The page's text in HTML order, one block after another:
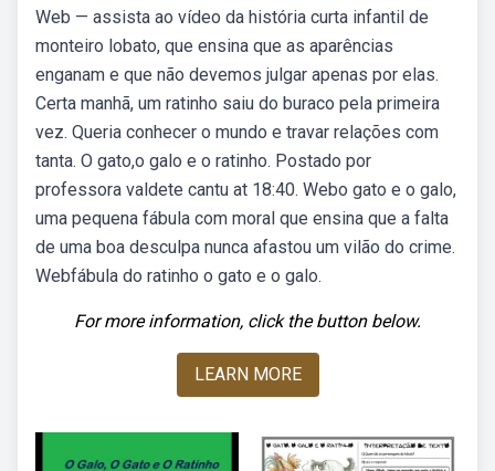
Web — assista ao vídeo da história curta infantil de
monteiro lobato, que ensina que as aparências
enganam e que não devemos julgar apenas por elas.
Certa manhã, um ratinho saiu do buraco pela primeira
vez. Queria conhecer o mundo e travar relações com
tanta. O gato,o galo e o ratinho. Postado por
professora valdete cantu at 18:40. Webo gato e o galo,
uma pequena fábula com moral que ensina que a falta
de uma boa desculpa nunca afastou um vilão do crime.
Webfábula do ratinho o gato e o galo.
For more information, click the button below.
LEARN MORE